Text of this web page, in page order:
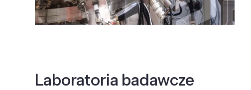
Laboratoria badawcze